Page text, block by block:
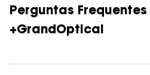
Perguntas
+GrandOptical